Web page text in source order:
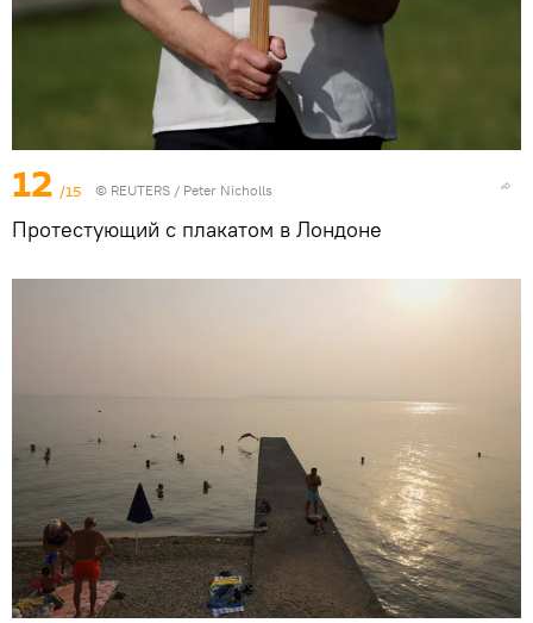
12 /15 © REUTERS / Peter Nicholls
Протестующий с плакатом в Лондоне